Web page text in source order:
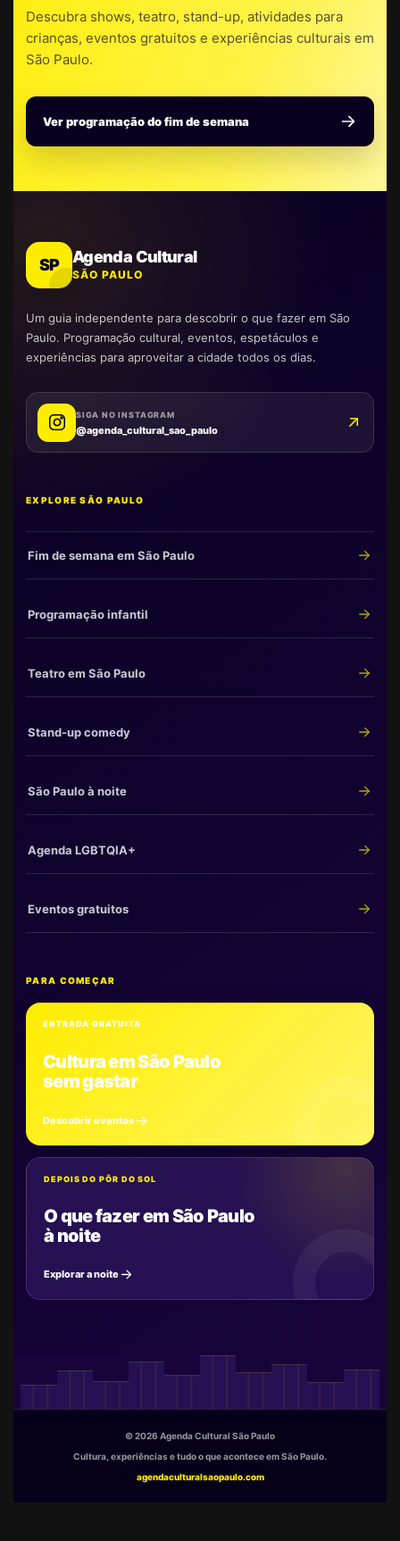
Descubra shows, teatro, stand-up, atividades para
crianças, eventos gratuitos e experiências culturais em
São Paulo.
Ver programação do fim de semana
SP Agenda Cultural
SÃO PAULO
Um guia independente para descobrir o que fazer em São
Paulo. Programação cultural, eventos, espetáculos e
experiências para aproveitar a cidade todos os dias.
SIGA NO INSTAGRAM
@agenda_cultural_sao_paulo
EXPLORE SÃO PAULO
Fim de semana em São Paulo
Programação infantil
Teatro em São Paulo
Stand-up comedy
São Paulo à noite
Agenda LGBTQIA+
Eventos gratuitos
PARA COMEÇAR
ENTRADA GRATUITA
Cultura em São Paulo
sem gastar
Descobrir eventos
DEPOIS DO PÔR DO SOL
O que fazer em São Paulo
à noite
Explorar a noite
© 2026 Agenda Cultural São Paulo
Cultura, experiências e tudo o que acontece em São Paulo.
agendaculturalsaopaulo.com